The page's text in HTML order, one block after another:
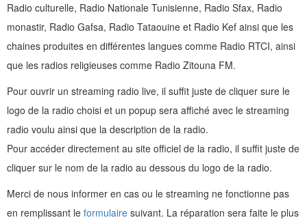
Radio culturelle, Radio Nationale Tunisienne, Radio Sfax, Radio
monastir, Radio Gafsa, Radio Tataouine et Radio Kef ainsi que les
chaines produites en différentes langues comme Radio RTCI, ainsi
que les radios religieuses comme Radio Zitouna FM.
Pour ouvrir un streaming radio live, il suffit juste de cliquer sure le
logo de la radio choisi et un popup sera affiché avec le streaming
radio voulu ainsi que la description de la radio.
Pour accéder directement au site officiel de la radio, il suffit juste de
cliquer sur le nom de la radio au dessous du logo de la radio.
Merci de nous informer en cas ou le streaming ne fonctionne pas
en remplissant le formulaire suivant. La réparation sera faite le plus